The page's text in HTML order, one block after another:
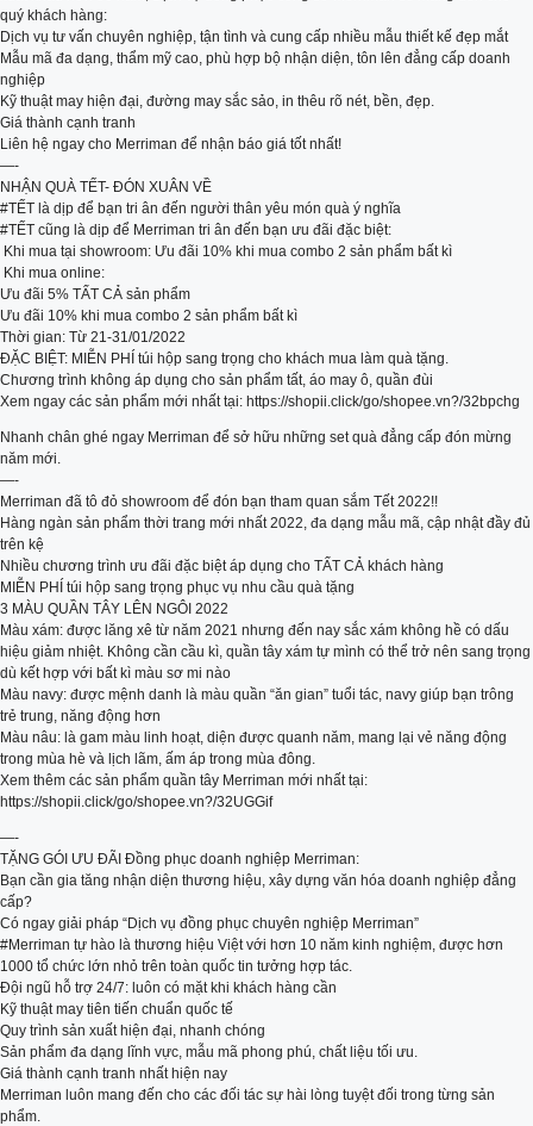
quý khách hàng:
Dịch vụ tư vấn chuyên nghiệp, tận tình và cung cấp nhiều mẫu thiết kế đẹp mắt
Mẫu mã đa dạng, thẩm mỹ cao, phù hợp bộ nhận diện, tôn lên đẳng cấp doanh
nghiệp
Kỹ thuật may hiện đại, đường may sắc sảo, in thêu rõ nét, bền, đẹp.
Giá thành cạnh tranh
Liên hệ ngay cho Merriman để nhận báo giá tốt nhất!
—-
NHẬN QUÀ TẾT- ĐÓN XUÂN VỀ
#TẾT là dịp để bạn tri ân đến người thân yêu món quà ý nghĩa
#TẾT cũng là dịp để Merriman tri ân đến bạn ưu đãi đặc biệt:
️ Khi mua tại showroom: Ưu đãi 10% khi mua combo 2 sản phẩm bất kì
️ Khi mua online:
Ưu đãi 5% TẤT CẢ sản phẩm
Ưu đãi 10% khi mua combo 2 sản phẩm bất kì
Thời gian: Từ 21-31/01/2022
ĐẶC BIỆT: MIỄN PHÍ túi hộp sang trọng cho khách mua làm quà tặng.
Chương trình không áp dụng cho sản phẩm tất, áo may ô, quần đùi
Xem ngay các sản phẩm mới nhất tại: https://shopii.click/go/shopee.vn?/32bpchg
Nhanh chân ghé ngay Merriman để sở hữu những set quà đẳng cấp đón mừng
năm mới.
—-
Merriman đã tô đỏ showroom để đón bạn tham quan sắm Tết 2022!!
Hàng ngàn sản phẩm thời trang mới nhất 2022, đa dạng mẫu mã, cập nhật đầy đủ
trên kệ
Nhiều chương trình ưu đãi đặc biệt áp dụng cho TẤT CẢ khách hàng
MIỄN PHÍ túi hộp sang trọng phục vụ nhu cầu quà tặng
3 MÀU QUẦN TÂY LÊN NGÔI 2022
Màu xám: được lăng xê từ năm 2021 nhưng đến nay sắc xám không hề có dấu
hiệu giảm nhiệt. Không cần cầu kì, quần tây xám tự mình có thể trở nên sang trọng
dù kết hợp với bất kì màu sơ mi nào
Màu navy: được mệnh danh là màu quần “ăn gian” tuổi tác, navy giúp bạn trông
trẻ trung, năng động hơn
Màu nâu: là gam màu linh hoạt, diện được quanh năm, mang lại vẻ năng động
trong mùa hè và lịch lãm, ấm áp trong mùa đông.
Xem thêm các sản phẩm quần tây Merriman mới nhất tại:
https://shopii.click/go/shopee.vn?/32UGGif
—-
TẶNG GÓI ƯU ĐÃI Đồng phục doanh nghiệp Merriman:
Bạn cần gia tăng nhận diện thương hiệu, xây dựng văn hóa doanh nghiệp đẳng
cấp?
Có ngay giải pháp “Dịch vụ đồng phục chuyên nghiệp Merriman”
#Merriman tự hào là thương hiệu Việt với hơn 10 năm kinh nghiệm, được hơn
1000 tổ chức lớn nhỏ trên toàn quốc tin tưởng hợp tác.
Đội ngũ hỗ trợ 24/7: luôn có mặt khi khách hàng cần
Kỹ thuật may tiên tiến chuẩn quốc tế
Quy trình sản xuất hiện đại, nhanh chóng
Sản phẩm đa dạng lĩnh vực, mẫu mã phong phú, chất liệu tối ưu.
Giá thành cạnh tranh nhất hiện nay
Merriman luôn mang đến cho các đối tác sự hài lòng tuyệt đối trong từng sản
phẩm.